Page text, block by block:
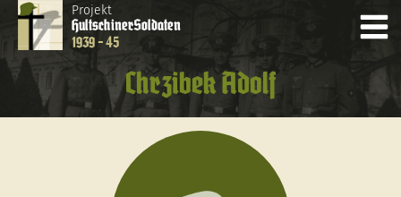
Projekt
HultschinerSoldaten
1939 - 45
Chrzibek Adolf